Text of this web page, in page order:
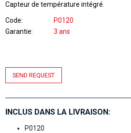
Capteur de température intégré.
Code
P0120
Garantie
3 ans
SEND REQUEST
INCLUS DANS LA LIVRAISON:
P0120